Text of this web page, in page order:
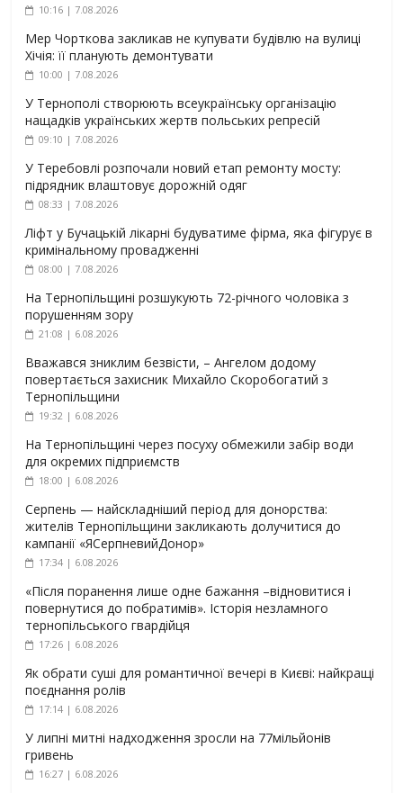
10:16 | 7.08.2026
Мер Чорткова закликав не купувати будівлю на вулиці
Хічія: її планують демонтувати
10:00 | 7.08.2026
У Тернополі створюють всеукраїнську організацію
нащадків українських жертв польських репресій
09:10 | 7.08.2026
У Теребовлі розпочали новий етап ремонту мосту:
підрядник влаштовує дорожній одяг
08:33 | 7.08.2026
Ліфт у Бучацькій лікарні будуватиме фірма, яка фігурує в
кримінальному провадженні
08:00 | 7.08.2026
На Тернопільщині розшукують 72-річного чоловіка з
порушенням зору
21:08 | 6.08.2026
Вважався зниклим безвісти, – Ангелом додому
повертається захисник Михайло Скоробогатий з
Тернопільщини
19:32 | 6.08.2026
На Тернопільщині через посуху обмежили забір води
для окремих підприємств
18:00 | 6.08.2026
Серпень — найскладніший період для донорства:
жителів Тернопільщини закликають долучитися до
кампанії «ЯСерпневийДонор»
17:34 | 6.08.2026
«Після поранення лише одне бажання –відновитися і
повернутися до побратимів». Історія незламного
тернопільського гвардійця
17:26 | 6.08.2026
Як обрати суші для романтичної вечері в Києві: найкращі
поєднання ролів
17:14 | 6.08.2026
У липні митні надходження зросли на 77мільйонів
гривень
16:27 | 6.08.2026